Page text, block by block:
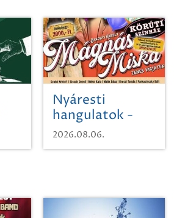
Nyáresti
hangulatok -
Mágnás Miska
2026.08.06.